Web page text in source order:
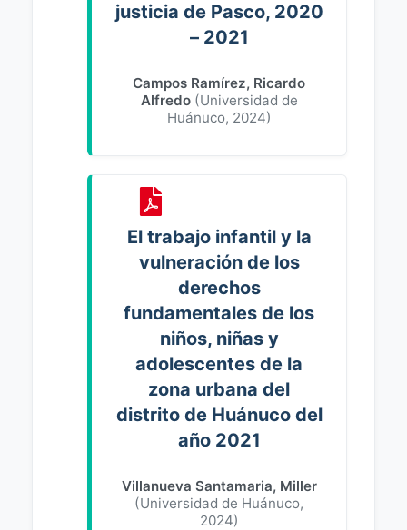
justicia de Pasco, 2020
– 2021
Campos Ramírez, Ricardo
Alfredo (Universidad de
Huánuco, 2024)
El trabajo infantil y la
vulneración de los
derechos
fundamentales de los
niños, niñas y
adolescentes de la
zona urbana del
distrito de Huánuco del
año 2021
Villanueva Santamaria, Miller
(Universidad de Huánuco,
2024)